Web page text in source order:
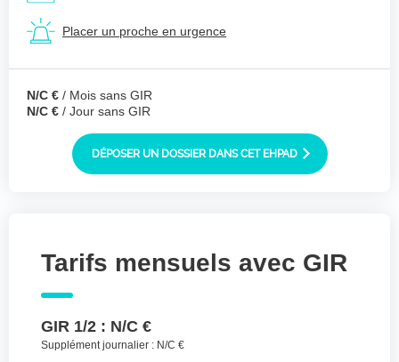
Joindre des fichiers (lettre manuscrite,
dessin, photo ..)
Déposer les
Sélectionnez
confidentialite/)
Placer un proche en urgence
N/C € / Mois sans GIR
N/C € / Jour sans GIR
DÉPOSER UN DOSSIER DANS CET EHPAD
Tarifs mensuels avec GIR
GIR 1/2 : N/C €
Supplément journalier : N/C €